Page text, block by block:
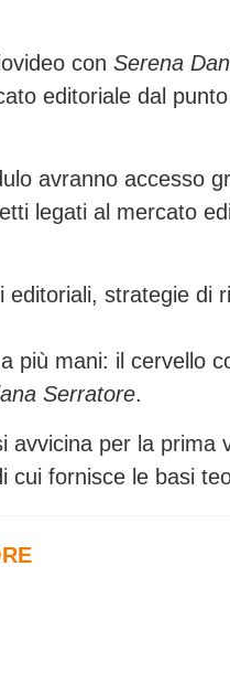
con Serena
editoriale dal
avranno accesso
legati al mercato
editoriali, strategie di
più mani: il cervello
Serratore.
avvicina per la prima
cui fornisce le basi